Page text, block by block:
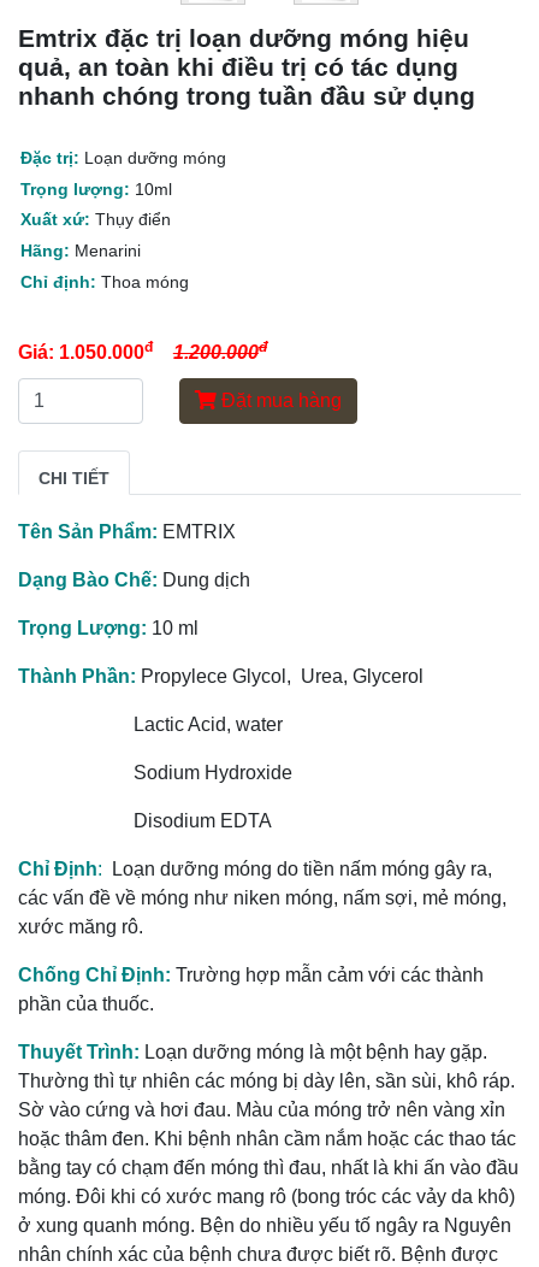
Emtrix đặc trị loạn dưỡng móng hiệu
quả, an toàn khi điều trị có tác dụng
nhanh chóng trong tuần đầu sử dụng
Đặc trị: Loạn dưỡng móng
Trọng lượng: 10ml
Xuất xứ: Thụy điển
Hãng: Menarini
Chỉ định: Thoa móng
Giá: 1.050.000đ 1.200.000đ
Đặt mua hàng
CHI TIẾT
Tên Sản Phẩm: EMTRIX
Dạng Bào Chế: Dung dịch
Trọng Lượng: 10 ml
Thành Phần: Propylece Glycol, Urea, Glycerol
Lactic Acid, water
Sodium Hydroxide
Disodium EDTA
Chỉ Định: Loạn dưỡng móng do tiền nấm móng gây ra,
các vấn đề về móng như niken móng, nấm sợi, mẻ móng,
xước măng rô.
Chống Chỉ Định: Trường hợp mẫn cảm với các thành
phần của thuốc.
Thuyết Trình: Loạn dưỡng móng là một bệnh hay gặp.
Thường thì tự nhiên các móng bị dày lên, sần sùi, khô ráp.
Sờ vào cứng và hơi đau. Màu của móng trở nên vàng xỉn
hoặc thâm đen. Khi bệnh nhân cầm nắm hoặc các thao tác
bằng tay có chạm đến móng thì đau, nhất là khi ấn vào đầu
móng. Đôi khi có xước mang rô (bong tróc các vảy da khô)
ở xung quanh móng. Bện do nhiều yếu tố ngây ra Nguyên
nhân chính xác của bệnh chưa được biết rõ. Bệnh được